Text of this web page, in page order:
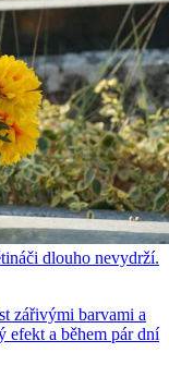
dlouho nevydrží.
zářivými barvami a
efekt a během pár dní